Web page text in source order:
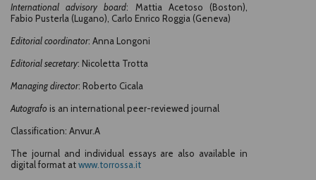
International advisory board: Mattia Acetoso (Boston),
Fabio Pusterla (Lugano), Carlo Enrico Roggia (Geneva)
Editorial coordinator: Anna Longoni
Editorial secretary: Nicoletta Trotta
Managing director: Roberto Cicala
Autografo is an international peer-reviewed journal
Classification: Anvur.A
The journal and individual essays are also available in
digital format atwww.torrossa.it